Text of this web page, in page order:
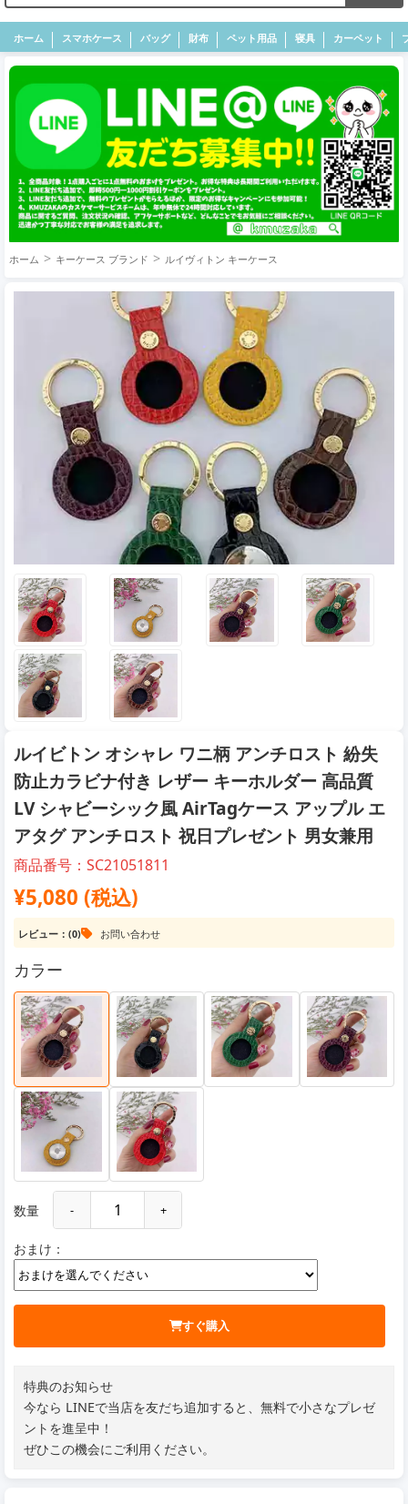
ホーム スマホケース バッグ 財布 ペット用品 寝具 カーペット
ホーム キーケース ブランド ルイヴィトン キーケース
ルイビトン オシャレ ワニ柄 アンチロスト 紛失
防止カラビナ付き レザー キーホルダー 高品質
LV シャビーシック風 AirTagケース アップル エ
アタグ アンチロスト 祝日プレゼント 男女兼用
商品番号：SC21051811
¥5,080 (税込)
レビュー：(0) お問い合わせ
カラー
数量 - +
おまけ：
すぐ購入
特典のお知らせ
今なら LINEで当店を友だち追加すると、無料で小さなプレゼ
ントを進呈中！
ぜひこの機会にご利用ください。